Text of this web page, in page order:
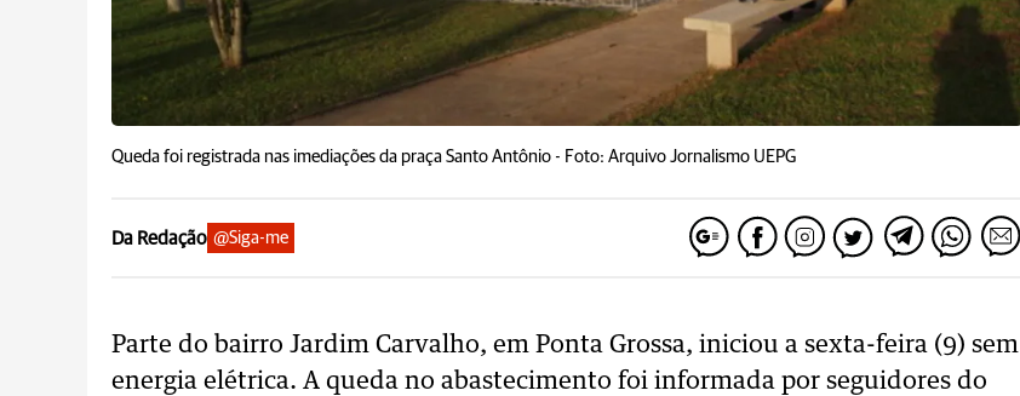
Queda foi registrada nas imediações da praça Santo Antônio - Foto: Arquivo Jornalismo UEPG
Da Redação @Siga-me
Parte do bairro Jardim Carvalho, em Ponta Grossa, iniciou a sexta-feira (9) sem
energia elétrica. A queda no abastecimento foi informada por seguidores do